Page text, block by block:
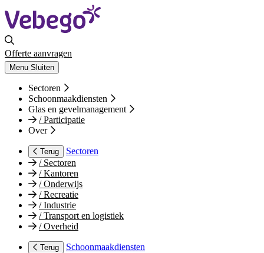
Offerte aanvragen
Menu Sluiten
Sectoren
Schoonmaakdiensten
Glas en gevelmanagement
/Participatie
Over
Terug
Sectoren
/Sectoren
/Kantoren
/Onderwijs
/Recreatie
/Industrie
/Transport en logistiek
/Overheid
Terug
Schoonmaakdiensten